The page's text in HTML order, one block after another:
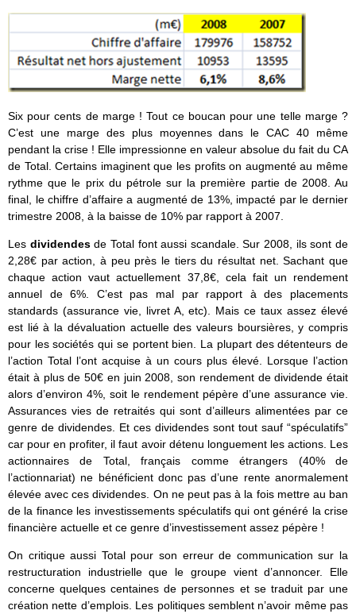
Six pour cents de marge ! Tout ce boucan pour une telle marge ?
C’est une marge des plus moyennes dans le CAC 40 même
pendant la crise ! Elle impressionne en valeur absolue du fait du CA
de Total. Certains imaginent que les profits on augmenté au même
rythme que le prix du pétrole sur la première partie de 2008. Au
final, le chiffre d’affaire a augmenté de 13%, impacté par le dernier
trimestre 2008, à la baisse de 10% par rapport à 2007.
Les dividendesde Total font aussi scandale. Sur 2008, ils sont de
2,28€ par action, à peu près le tiers du résultat net. Sachant que
chaque action vaut actuellement 37,8€, cela fait un rendement
annuel de 6%. C’est pas mal par rapport à des placements
standards (assurance vie, livret A, etc). Mais ce taux assez élevé
est lié à la dévaluation actuelle des valeurs boursières, y compris
pour les sociétés qui se portent bien. La plupart des détenteurs de
l’action Total l’ont acquise à un cours plus élevé. Lorsque l’action
était à plus de 50€ en juin 2008, son rendement de dividende était
alors d’environ 4%, soit le rendement pépère d’une assurance vie.
Assurances vies de retraités qui sont d’ailleurs alimentées par ce
genre de dividendes. Et ces dividendes sont tout sauf “spéculatifs”
car pour en profiter, il faut avoir détenu longuement les actions. Les
actionnaires de Total, français comme étrangers (40% de
l’actionnariat) ne bénéficient donc pas d’une rente anormalement
élevée avec ces dividendes. On ne peut pas à la fois mettre au ban
de la finance les investissements spéculatifs qui ont généré la crise
financière actuelle et ce genre d’investissement assez pépère !
On critique aussi Total pour son erreur de communication sur la
restructuration industrielle que le groupe vient d’annoncer. Elle
concerne quelques centaines de personnes et se traduit par une
création nette d’emplois. Les politiques semblent n’avoir même pas